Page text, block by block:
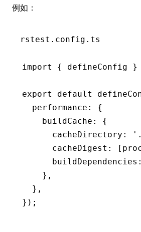
例如：
rstest.config.ts
import { defineConfig }
export default
  performance
:
{
    buildCache
:
{
      cacheDirectory
:
      cacheDigest
: [
      buildDependencies
:
    }
,
  }
,
});